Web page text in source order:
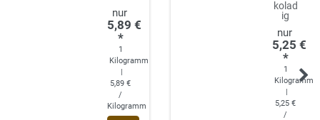
5,89 €
*
1
Kilogramm
|
5,89 €
/
Kilogramm
kolad
ig
5,25 €
*
1
Kilogramm
|
5,25 €
/